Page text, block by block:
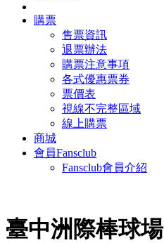
購票
售票資訊
退票辦法
購票注意事項
各式優惠票券
票價表
視線不完整區域
線上購票
商城
會員Fansclub
Fansclub會員介紹
臺中洲際棒球場